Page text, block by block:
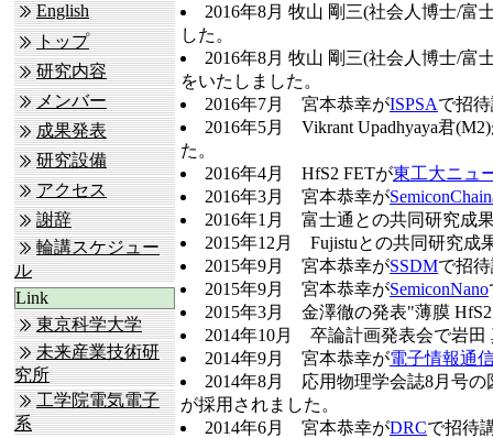
English
トップ
研究内容
メンバー
成果発表
研究設備
アクセス
謝辞
輪講スケジュー
ル
Link
東京科学大学
未来産業技術研
究所
工学院電気電子
系
2016年8月 牧山 剛三(社会人博士/富
した。
2016年8月 牧山 剛三(社会人博士/富
をいたしました。
2016年7月 宮本恭幸がISPSAで招
2016年5月 Vikrant Upadhyaya君
た。
2016年4月 HfS2 FETが東工大ニュ
2016年3月 宮本恭幸が
2016年1月 富士通との共同研究成
2015年12月 Fujistuとの共同研究成
2015年9月 宮本恭幸がSSDMで招
2015年9月 宮本恭幸がSemiconNano
2015年3月 金澤徹の発表"薄膜
2014年10月 卒論計画発表会で岩
2014年9月 宮本恭幸が電子情報通
2014年8月 応用物理学会誌8月号の
が採用されました。
2014年6月 宮本恭幸がDRCで招待